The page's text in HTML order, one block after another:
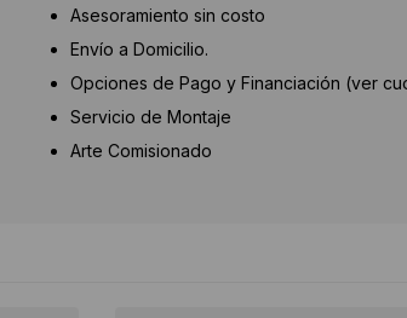
Asesoramiento sin costo
Envío a Domicilio.
Opciones de Pago y Financiación (ver
Servicio de Montaje
Arte Comisionado